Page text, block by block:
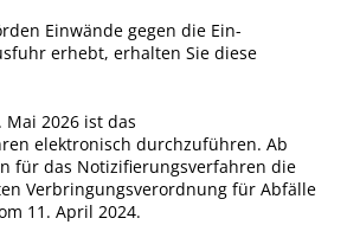
RADKultur in
Angebote für Senioren
Kinder und Jugendliche
Partnerschaft Trigono-
Orestiada
Einwände gegen die Ein-
erhebt, erhalten Sie diese
Mai 2026 ist das
elektronisch durchzuführen. Ab
für das Notizifierungsverfahren die
Verbringungsverordnung für Abfälle
11. April 2024.